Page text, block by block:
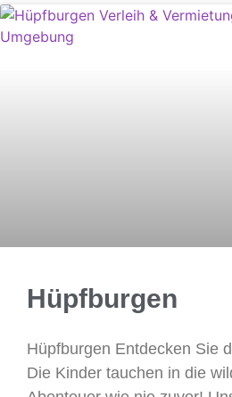
Hüpfburgen
Hüpfburgen Entdecken Sie
Die Kinder tauchen in die